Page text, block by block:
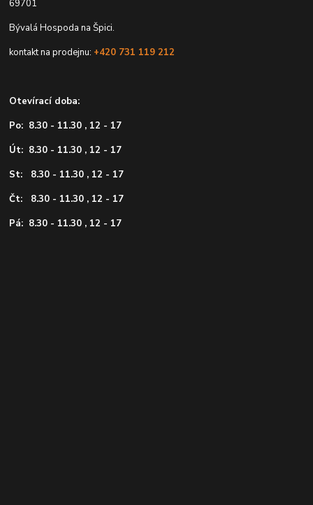
69701
Bývalá Hospoda na Špici.
kontakt na prodejnu: +420 731 119 212
Otevírací doba:
Po: 8.30 - 11.30 , 12 - 17
Út: 8.30 - 11.30 , 12 - 17
St: 8.30 - 11.30 , 12 - 17
Čt: 8.30 - 11.30 , 12 - 17
Pá: 8.30 - 11.30 , 12 - 17